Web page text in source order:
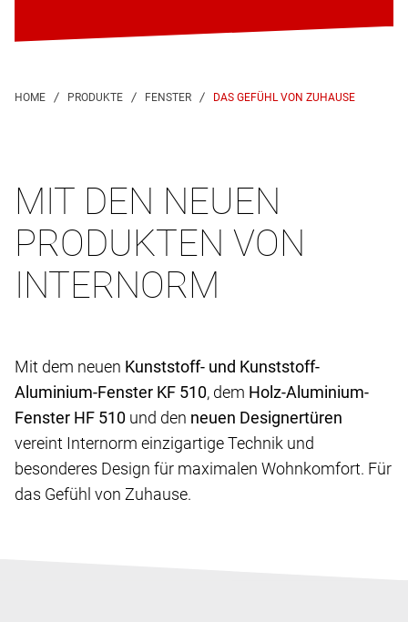
DAS GEFÜHL VON ZUHAUSE
MIT DEN NEUEN
PRODUKTEN VON
INTERNORM
Mit dem neuen Kunststoff- und Kunststoff-
Aluminium-Fenster KF 510, dem Holz-Aluminium-
Fenster HF 510 und den neuen Designertüren
vereint Internorm einzigartige Technik und
besonderes Design für maximalen Wohnkomfort. Für
das Gefühl von Zuhause.